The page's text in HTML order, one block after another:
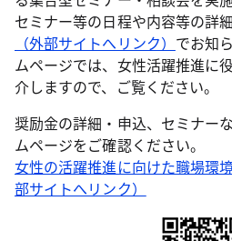
セミナー等の日程や内容等の詳
（外部サイトへリンク） でお知
ムページでは、女性活躍推進に
介しますので、ご覧ください。
奨励金の詳細・申込、セミナー
ムページをご確認ください。
女性の活躍推進に向けた職場環
部サイトへリンク）